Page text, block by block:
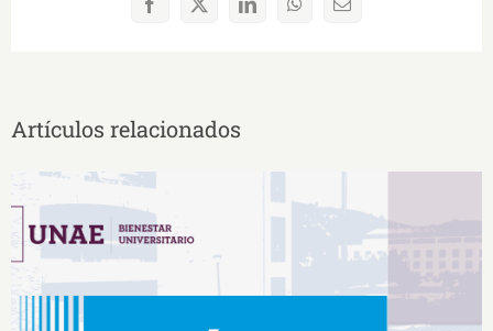
Facebook
X LinkedInWhatsAppCorreo
Artículos relacionados